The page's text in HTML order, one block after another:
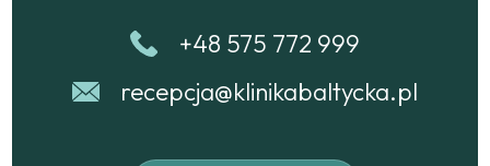
+48 575 772 999
recepcja@klinikabaltycka.pl